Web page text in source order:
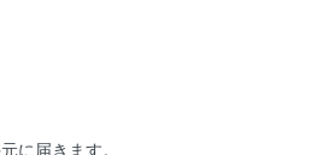
に届きます。